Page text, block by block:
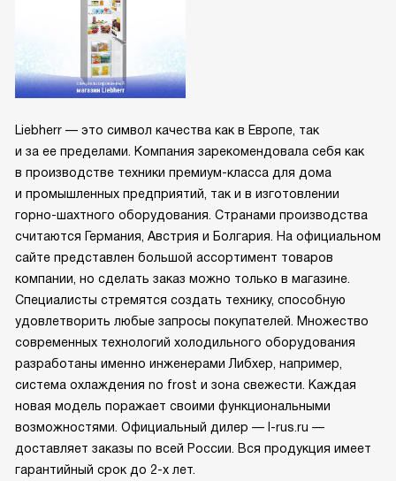
Liebherr — это символ качества как в Европе, так
и за ее пределами. Компания зарекомендовала себя как
в производстве техники премиум-класса для дома
и промышленных предприятий, так и в изготовлении
горно-шахтного оборудования. Странами производства
считаются Германия, Австрия и Болгария. На официальном
сайте представлен большой ассортимент товаров
компании, но сделать заказ можно только в магазине.
Специалисты стремятся создать технику, способную
удовлетворить любые запросы покупателей. Множество
современных технологий холодильного оборудования
разработаны именно инженерами Либхер, например,
система охлаждения no frost и зона свежести. Каждая
новая модель поражает своими функциональными
возможностями. Официальный дилер — l-rus.ru —
доставляет заказы по всей России. Вся продукция имеет
гарантийный срок до 2-х лет.